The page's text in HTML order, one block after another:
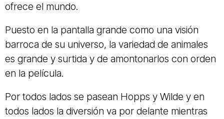
ofrece el mundo.
Puesto en la pantalla grande como una visión
barroca de su universo, la variedad de animales
es grande y surtida y de amontonarlos con orden
en la película.
Por todos lados se pasean Hopps y Wilde y en
todos lados la diversión va por delante mientras